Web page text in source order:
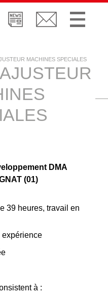
MACHINES SPECIALES
DMA
(01)
39 heures, travail en
expérience
à :